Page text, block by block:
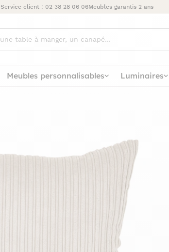
Service client : 02 38 28 06 06Meubles garantis 2 ans
Meubles personnalisables Luminaires